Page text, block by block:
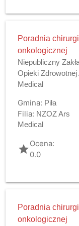
Poradnia
onkologicznej
Niepubliczny
Opieki Zdrowotnej
Medical
Gmina: Piła
Filia: NZOZ Ars
Medical
gradeOcena:
0.0
Poradnia
onkologicznej